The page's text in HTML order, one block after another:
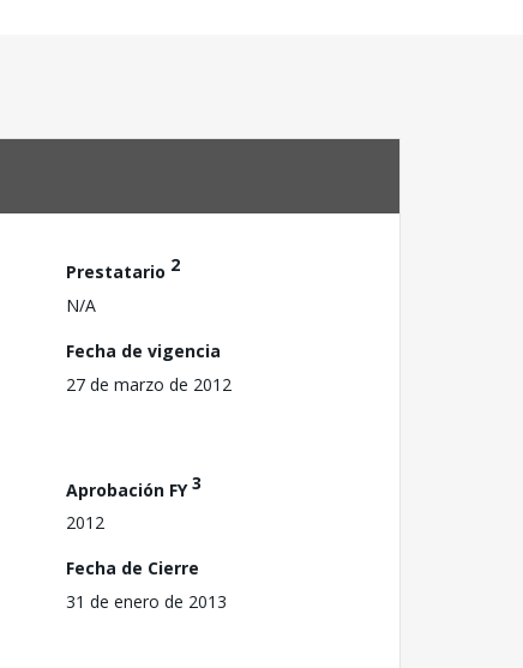
Prestatario 2
N/A
Fecha de vigencia
27 de marzo de 2012
Aprobación FY3
2012
Fecha de Cierre
31 de enero de 2013